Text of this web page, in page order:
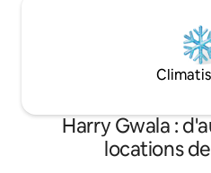
Harry Gwala :
locations